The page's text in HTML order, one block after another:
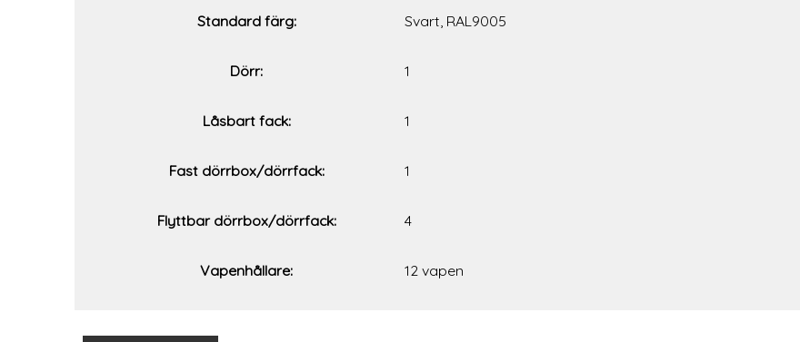
Standard färg: Svart, RAL9005
Dörr: 1
Låsbart fack: 1
Fast dörrbox/dörrfack: 1
Flyttbar dörrbox/dörrfack: 4
Vapenhållare: 12 vapen